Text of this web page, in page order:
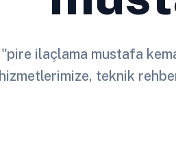
"pire ilaçlama mustafa
hizmetlerimize, teknik